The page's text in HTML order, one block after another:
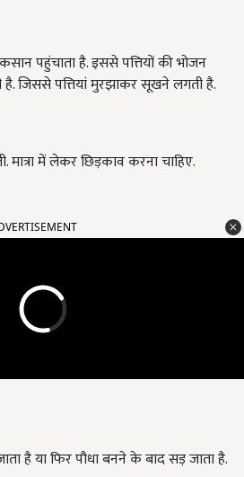
पहुंचाता है. इससे पत्तियों की भोजन
है. जिससे पत्तियां मुरझाकर सूखने लगती है.
मात्रा में लेकर छिड़काव करना चाहिए.
है या फिर पौधा बनने के बाद सड़ जाता है.